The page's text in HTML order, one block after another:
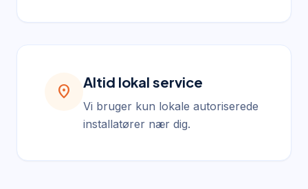
location_on
Altid lokal service
Vi bruger kun lokale autoriserede
installatører nær dig.